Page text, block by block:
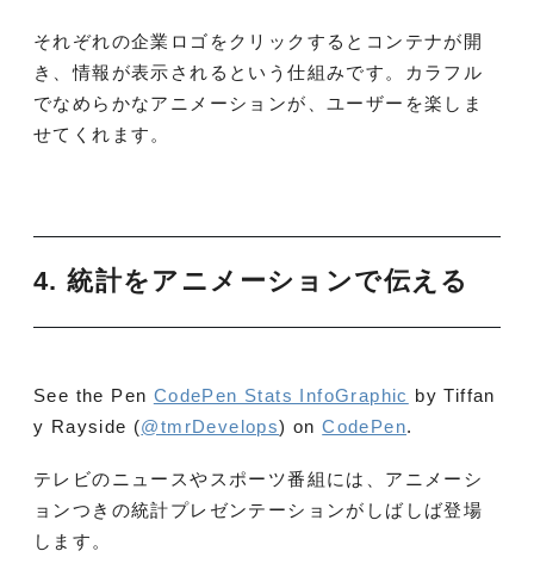
それぞれの企業ロゴをクリックするとコンテナが開
き、情報が表示されるという仕組みです。カラフル
でなめらかなアニメーションが、ユーザーを楽しま
せてくれます。
4. 統計をアニメーションで伝える
See the Pen CodePen Stats InfoGraphic by Tiffan
y Rayside (@tmrDevelops) onCodePen.
テレビのニュースやスポーツ番組には、アニメーシ
ョンつきの統計プレゼンテーションがしばしば登場
します。